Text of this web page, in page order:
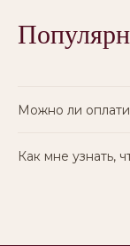
Можно ли
Как мне узнать,